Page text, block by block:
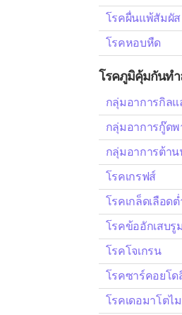
โรคผื่นแพ้สัมผัส
โรคหอบหืด
โรคภูมิคุ้มกันทำ
กลุ่มอาการกิลแ
กลุ่มอาการกู๊ดพ
กลุ่มอาการต้า
โรคเกรฟส์
โรคเกล็ดเลือด
โรคข้ออักเสบรู
โรคโจเกรน
โรคซาร์คอยโด
โรคเดอมาโตไ